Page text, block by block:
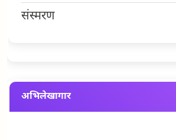
संस्मरण
अभिलेखागार